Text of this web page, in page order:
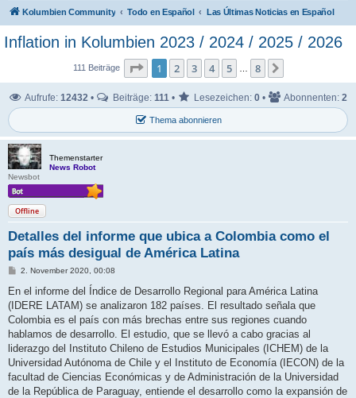
Kolumbien Community Todo en Español Las Últimas Noticias en Español
Inflation in Kolumbien 2023 / 2024 / 2025 / 2026
111 Beiträge Seite 1von
1 2 3 4 5 … 8
Thema abonnieren
Aufrufe: 12432 • Beiträge: 111 • Lesezeichen: 0 • Abonnenten: 2
Themenstarter
News Robot
Newsbot
Offline
Detalles del informe que ubica a Colombia como el
país más desigual de América Latina
B
i
r
a
2. November 2020, 00:08
En el informe del Índice de Desarrollo Regional para América Latina
(IDERE LATAM) se analizaron 182 países. El resultado señala que
Colombia es el país con más brechas entre sus regiones cuando
hablamos de desarrollo. El estudio, que se llevó a cabo gracias al
liderazgo del Instituto Chileno de Estudios Municipales (ICHEM) de la
Universidad Autónoma de Chile y el Instituto de Economía (IECON) de la
facultad de Ciencias Económicas y de Administración de la Universidad
de la República de Paraguay, entiende el desarrollo como la expansión de